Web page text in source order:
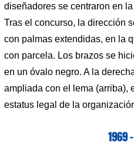
diseñadores se centraron en
Tras el concurso, la dirección
con palmas extendidas, en la
con parcela. Los brazos se
en un óvalo negro. A la
ampliada con el lema (arriba),
estatus legal de la
1969